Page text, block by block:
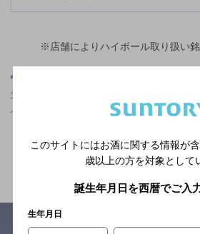
※店舗によりハイボール取り扱い銘
少路駅(大阪府)周辺500m,洋食,ザ・プレ
べ放題あり,5,000円以上～7,000円未満の神
関連ページ
このサイトにはお酒に関する情報が含
歳以上の方を対象として
誕生年月日を西暦でご入
生年月日